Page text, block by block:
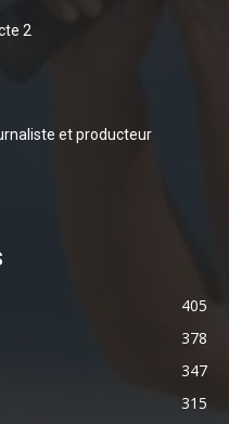
2
et producteur
405
378
347
315